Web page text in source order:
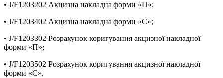
• J/F1203202 Акцизна накладна форми «П»;
• J/F1203402 Акцизна накладна форми «C»;
• J/F1203302 Розрахунок коригування акцизної накладної
форми «П»;
• J/F1203502 Розрахунок коригування акцизної накладної
форми «C».